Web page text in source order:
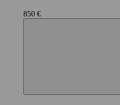
850 €